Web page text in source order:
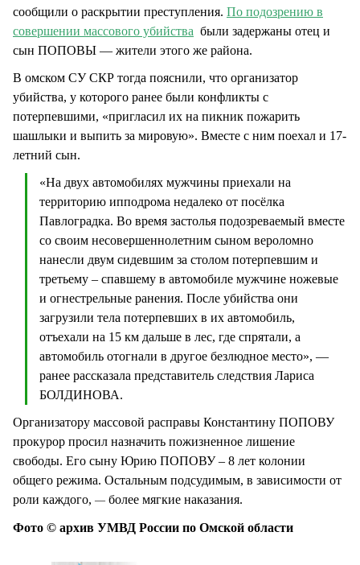
сообщили о раскрытии преступления. По подозрению в
совершении массового убийства были задержаны отец и
сын ПОПОВЫ — жители этого же района.
В омском СУ СКР тогда пояснили, что организатор
убийства, у которого ранее были конфликты с
потерпевшими, «пригласил их на пикник пожарить
шашлыки и выпить за мировую». Вместе с ним поехал и 17-
летний сын.
«На двух автомобилях мужчины приехали на
территорию ипподрома недалеко от посёлка
Павлоградка. Во время застолья подозреваемый вместе
со своим несовершеннолетним сыном вероломно
нанесли двум сидевшим за столом потерпевшим и
третьему – спавшему в автомобиле мужчине ножевые
и огнестрельные ранения. После убийства они
загрузили тела потерпевших в их автомобиль,
отъехали на 15 км дальше в лес, где спрятали, а
автомобиль отогнали в другое безлюдное место», —
ранее рассказала представитель следствия Лариса
БОЛДИНОВА.
Организатору массовой расправы Константину ПОПОВУ
прокурор просил назначить пожизненное лишение
свободы. Его сыну Юрию ПОПОВУ – 8 лет колонии
общего режима. Остальным подсудимым, в зависимости от
роли каждого, — более мягкие наказания.
Фото © архив УМВД России по Омской области